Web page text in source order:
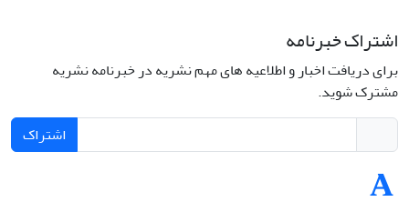
اشتراک خبرنامه
برای دریافت اخبار و اطلاعیه های مهم نشریه در خبرنامه نشریه
مشترک شوید.
اشتراک